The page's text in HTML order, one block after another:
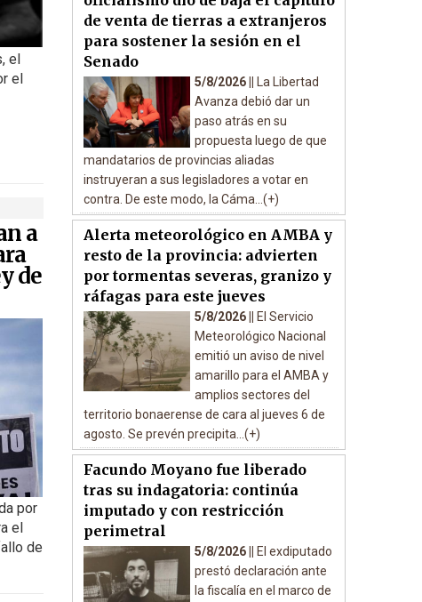
el
el
a
de
por
el
de
de venta de tierras a extranjeros
para sostener la sesión en el
Senado
5/8/2026 ||
La Libertad
Avanza debió dar un
paso atrás en su
propuesta luego de que
mandatarios de provincias aliadas
instruyeran a sus legisladores a votar en
contra. De este modo, la Cáma...(+)
Alerta meteorológico en AMBA y
resto de la provincia: advierten
por tormentas severas, granizo y
ráfagas para este jueves
5/8/2026 ||
El Servicio
Meteorológico Nacional
emitió un aviso de nivel
amarillo para el AMBA y
amplios sectores del
territorio bonaerense de cara al jueves 6 de
agosto. Se prevén precipita...(+)
Facundo Moyano fue liberado
tras su indagatoria: continúa
imputado y con restricción
perimetral
5/8/2026 ||
El exdiputado
prestó declaración ante
la fiscalía en el marco de